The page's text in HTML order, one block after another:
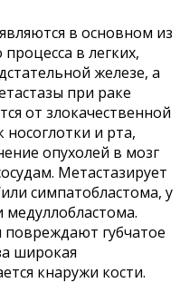
в основном из
в легких,
железе, а
при раке
от злокачественной
и рта,
опухолей в мозг
Метастазирует
симпатобластома, у
повреждают губчатое
широкая
кнаружи кости.